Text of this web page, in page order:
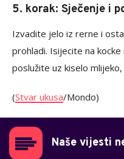
5. korak: Sječenje i
Izvadite jelo iz rerne i
prohladi. Isijecite na
poslužite uz kiselo
(Stvar ukusa/Mondo)
Naše vijesti